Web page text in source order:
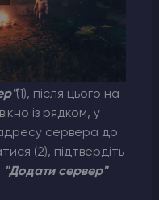
(1), після цього на
із рядком, у
сервера до
(2), підтвердіть
"Додати сервер"